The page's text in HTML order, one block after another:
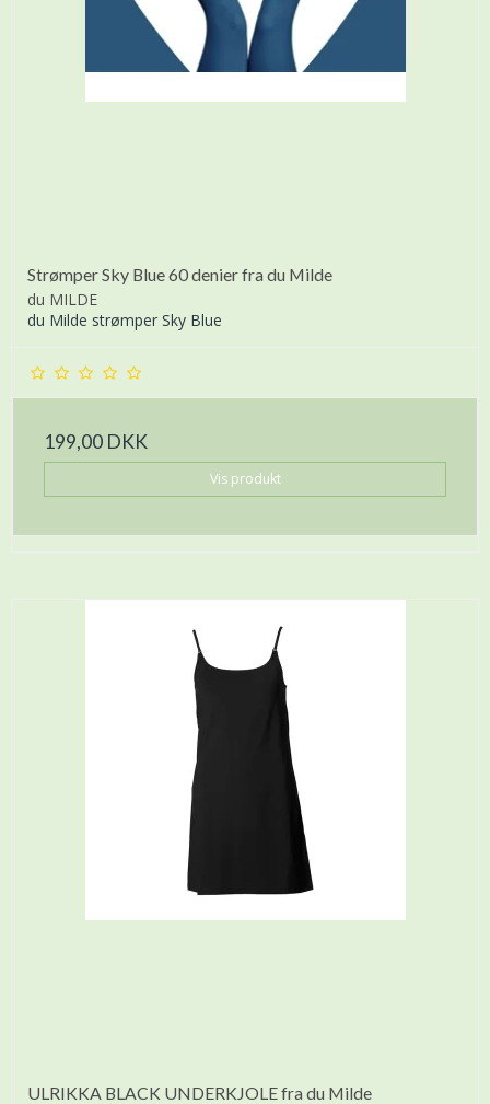
Strømper Sky Blue 60 denier fra du Milde
du MILDE
du Milde strømper Sky Blue
199,00 DKK
Vis produkt
ULRIKKA BLACK UNDERKJOLE fra du Milde